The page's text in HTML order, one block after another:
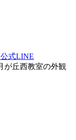
公式LINE